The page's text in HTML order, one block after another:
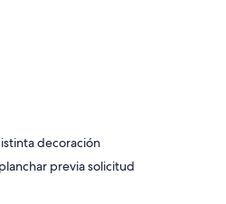
decoración
previa solicitud